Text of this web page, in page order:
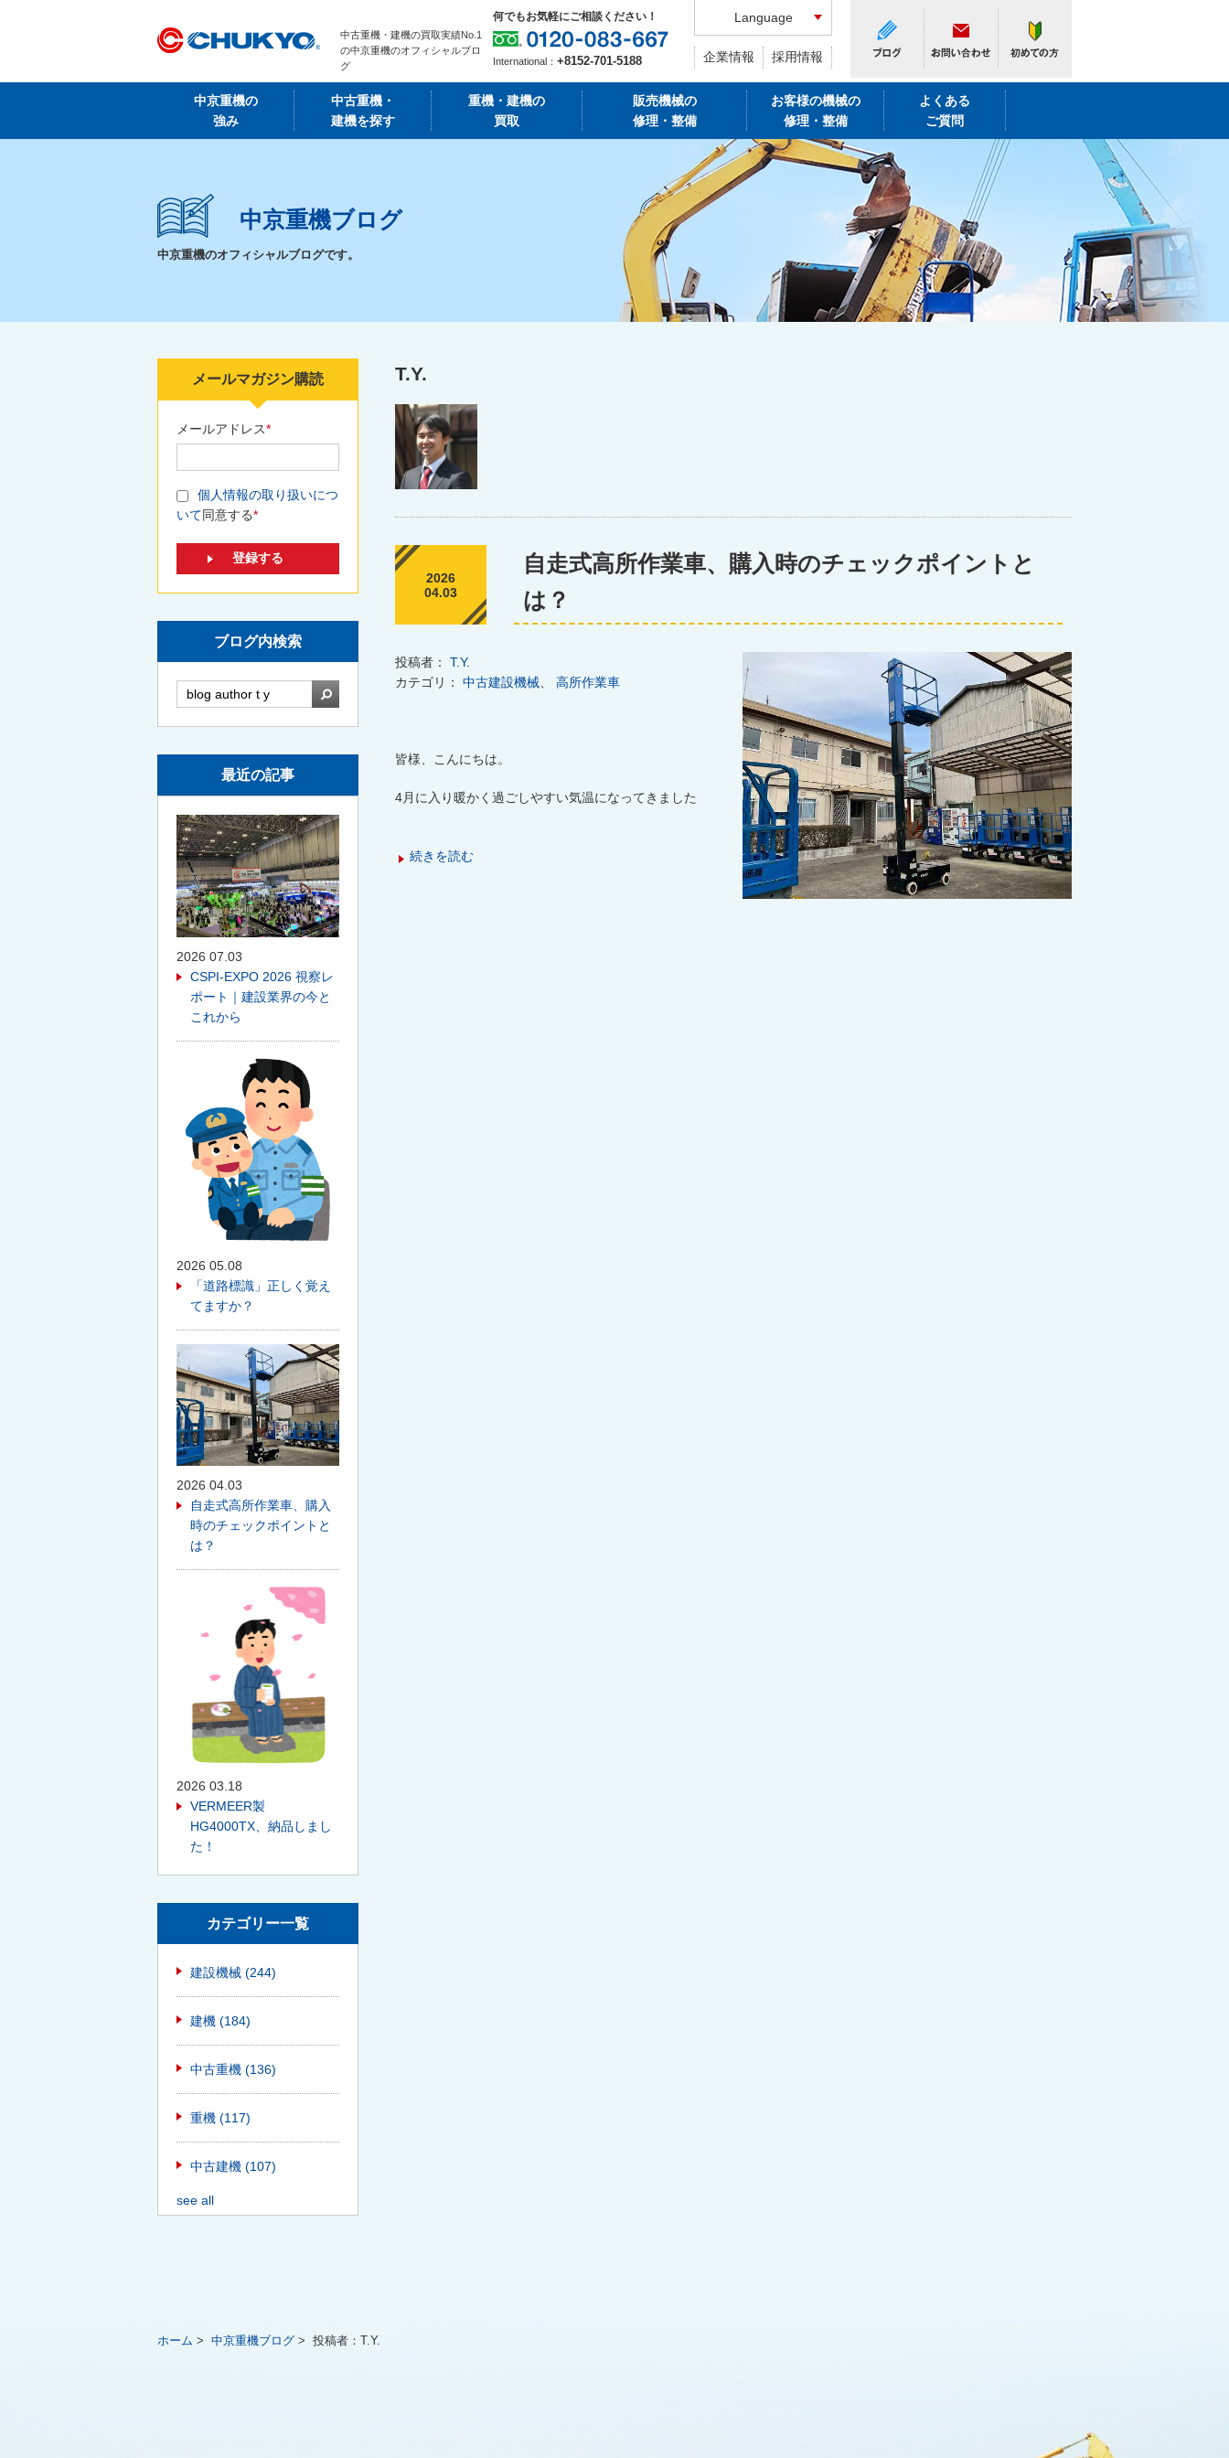
中古重機・建機の買取実績No.1
の中京重機のオフィシャルブロ
グ
何でもお気軽にご相談ください！
International： +8152-701-5188
Language
企業情報 採用情報
中京重機の
強み
中古重機・
建機を探す
重機・建機の
買取
販売機械の
修理・整備
お客様の機械の
修理・整備
よくある
ご質問
中京重機ブログ
中京重機のオフィシャルブログです。
T.Y.
2026
04.03
自走式高所作業車、購入時のチェックポイントと
は？
投稿者： T.Y.
カテゴリ： 中古建設機械 高所作業車
皆様、こんにちは。
4月に入り暖かく過ごしやすい気温になってきました
続きを読む
メールマガジン購読
メールアドレス*
個人情報の取り扱いにつ
いて同意する*
ブログ内検索
検索
最近の記事
2026 07.03
CSPI-EXPO 2026 視察レ
ポート｜建設業界の今と
これから
2026 05.08
「道路標識」正しく覚え
てますか？
2026 04.03
自走式高所作業車、購入
時のチェックポイントと
は？
2026 03.18
VERMEER製
HG4000TX、納品しまし
た！
カテゴリー一覧
建設機械 (244)
建機 (184)
中古重機 (136)
重機 (117)
中古建機 (107)
see all
ホーム > 中京重機ブログ > 投稿者：T.Y.